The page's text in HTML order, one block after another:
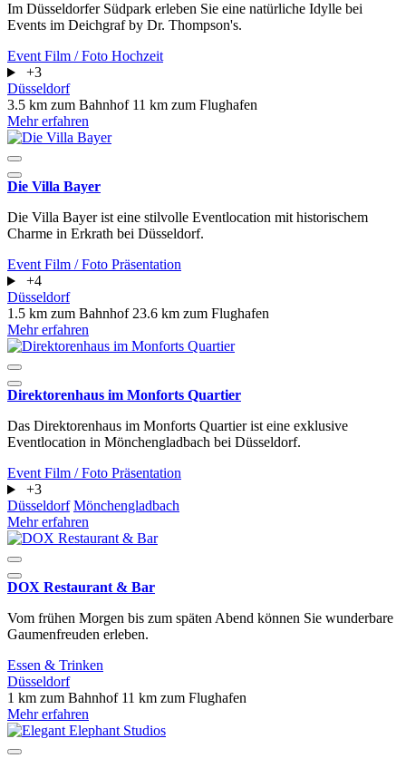
Im Düsseldorfer Südpark erleben Sie eine natürliche Idylle bei
Events im Deichgraf by Dr. Thompson's.
Event Film / Foto Hochzeit
+3
Düsseldorf
3.5 km zum Bahnhof 11 km zum Flughafen
Mehr erfahren
Die Villa Bayer
Die Villa Bayer ist eine stilvolle Eventlocation mit historischem
Charme in Erkrath bei Düsseldorf.
Event Film / Foto Präsentation
+4
Düsseldorf
1.5 km zum Bahnhof 23.6 km zum Flughafen
Mehr erfahren
Direktorenhaus im Monforts Quartier
Das Direktorenhaus im Monforts Quartier ist eine exklusive
Eventlocation in Mönchengladbach bei Düsseldorf.
Event Film / Foto Präsentation
+3
Düsseldorf Mönchengladbach
Mehr erfahren
DOX Restaurant & Bar
Vom frühen Morgen bis zum späten Abend können Sie wunderbare
Gaumenfreuden erleben.
Essen & Trinken
Düsseldorf
1 km zum Bahnhof 11 km zum Flughafen
Mehr erfahren